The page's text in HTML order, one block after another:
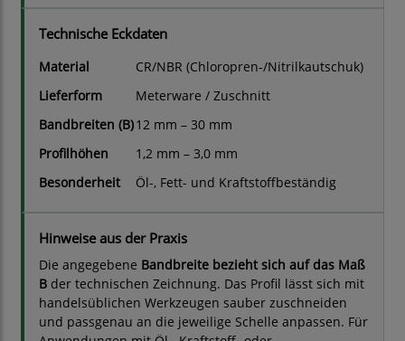
Technische Eckdaten
Material
CR/NBR (Chloropren-/Nitrilkautschuk)
Lieferform
Meterware / Zuschnitt
Bandbreiten (B)12 mm – 30 mm
Profilhöhen
1,2 mm – 3,0 mm
Besonderheit
Öl-, Fett- und Kraftstoffbeständig
Hinweise aus der Praxis
Die angegebene Bandbreite bezieht sich auf das Maß
B der technischen Zeichnung. Das Profil lässt sich mit
handelsüblichen Werkzeugen sauber zuschneiden
und passgenau an die jeweilige Schelle anpassen. Für